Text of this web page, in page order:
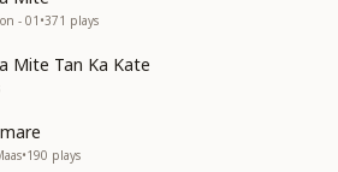
गले लगालो
- 01 •371 plays
Mite Tan Ka Kate
•190 plays